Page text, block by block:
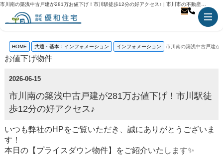
HOME 共通・基本：インフォメーション インフォメーション 市川南の築浅中古戸建が
お値下げ物件
2026-06-15
市川南の築浅中古戸建が281万お値下げ！市川駅徒
歩12分の好アクセス♪
いつも弊社のHPをご覧いただき、誠にありがとうございま
す！
本日の【プライスダウン物件】をご紹介いたします✨